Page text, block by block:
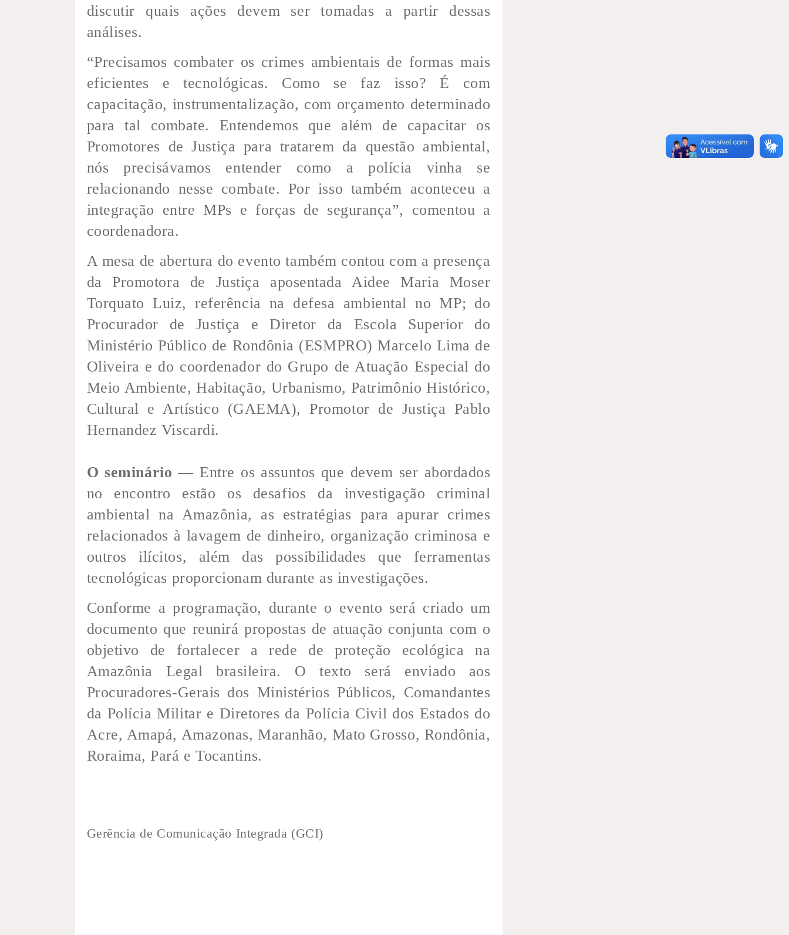
discutir quais ações devem ser tomadas a partir dessas
análises.
“Precisamos combater os crimes ambientais de formas mais
eficientes e tecnológicas. Como se faz isso? É com
capacitação, instrumentalização, com orçamento determinado
para tal combate. Entendemos que além de capacitar os
Promotores de Justiça para tratarem da questão ambiental,
nós precisávamos entender como a polícia vinha se
relacionando nesse combate. Por isso também aconteceu a
integração entre MPs e forças de segurança”, comentou a
coordenadora.
A mesa de abertura do evento também contou com a presença
da Promotora de Justiça aposentada Aidee Maria Moser
Torquato Luiz, referência na defesa ambiental no MP; do
Procurador de Justiça e Diretor da Escola Superior do
Ministério Público de Rondônia (ESMPRO) Marcelo Lima de
Oliveira e do coordenador do Grupo de Atuação Especial do
Meio Ambiente, Habitação, Urbanismo, Patrimônio Histórico,
Cultural e Artístico (GAEMA), Promotor de Justiça Pablo
Hernandez Viscardi.
O seminário —Entre os assuntos que devem ser abordados
no encontro estão os desafios da investigação criminal
ambiental na Amazônia, as estratégias para apurar crimes
relacionados à lavagem de dinheiro, organização criminosa e
outros ilícitos, além das possibilidades que ferramentas
tecnológicas proporcionam durante as investigações.
Conforme a programação, durante o evento será criado um
documento que reunirá propostas de atuação conjunta com o
objetivo de fortalecer a rede de proteção ecológica na
Amazônia Legal brasileira. O texto será enviado aos
Procuradores-Gerais dos Ministérios Públicos, Comandantes
da Polícia Militar e Diretores da Polícia Civil dos Estados do
Acre, Amapá, Amazonas, Maranhão, Mato Grosso, Rondônia,
Roraima, Pará e Tocantins.
Gerência de Comunicação Integrada (GCI)